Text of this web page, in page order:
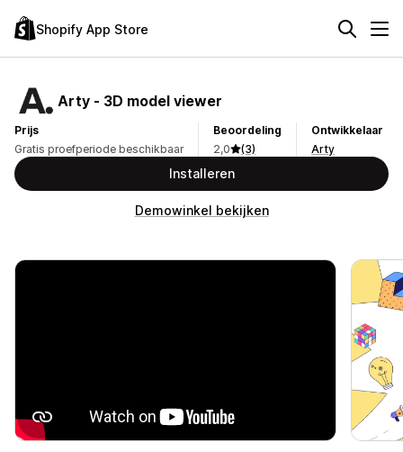
Shopify App Store
Arty ‑ 3D model viewer
Prijs
Gratis proefperiode beschikbaar
Beoordeling
2,0
(3)
Ontwikkelaar
Arty
Installeren
Demowinkel bekijken